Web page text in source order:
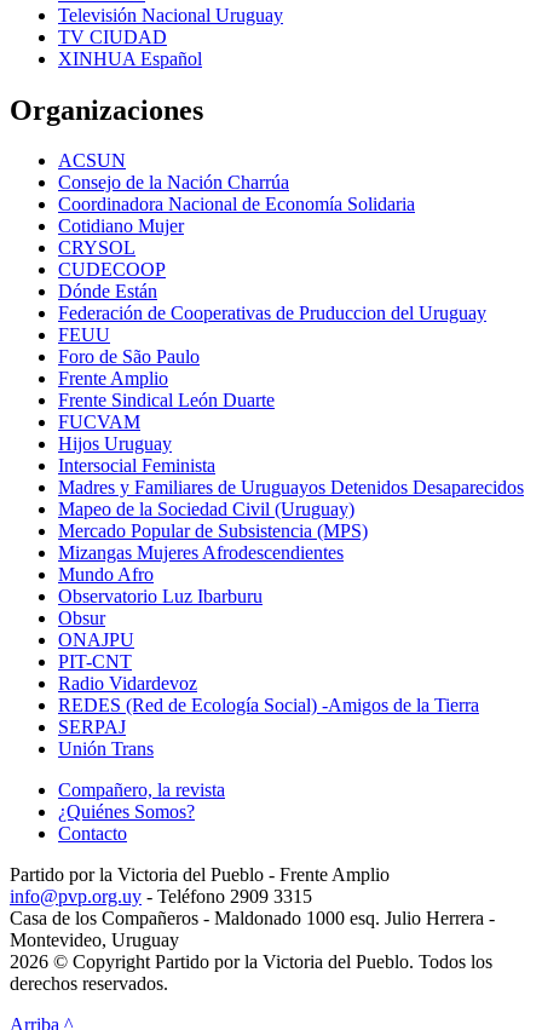
Televisión Nacional Uruguay
TV CIUDAD
XINHUA Español
Organizaciones
ACSUN
Consejo de la Nación Charrúa
Coordinadora Nacional de Economía Solidaria
Cotidiano Mujer
CRYSOL
CUDECOOP
Dónde Están
Federación de Cooperativas de Pruduccion del Uruguay
FEUU
Foro de São Paulo
Frente Amplio
Frente Sindical León Duarte
FUCVAM
Hijos Uruguay
Intersocial Feminista
Madres y Familiares de Uruguayos Detenidos Desaparecidos
Mapeo de la Sociedad Civil (Uruguay)
Mercado Popular de Subsistencia (MPS)
Mizangas Mujeres Afrodescendientes
Mundo Afro
Observatorio Luz Ibarburu
Obsur
ONAJPU
PIT-CNT
Radio Vidardevoz
REDES (Red de Ecología Social) -Amigos de la Tierra
SERPAJ
Unión Trans
Compañero, la revista
¿Quiénes Somos?
Contacto
Partido por la Victoria del Pueblo - Frente Amplio
info@pvp.org.uy - Teléfono 2909 3315
Casa de los Compañeros - Maldonado 1000 esq. Julio Herrera -
Montevideo, Uruguay
2026 © Copyright Partido por la Victoria del Pueblo. Todos los
derechos reservados.
Arriba ^